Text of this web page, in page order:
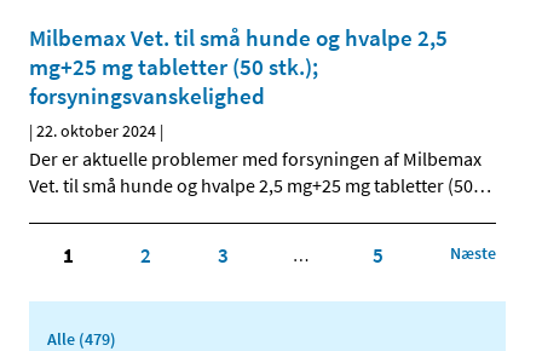
Milbemax Vet. til små hunde og hvalpe 2,5
mg+25 mg tabletter (50 stk.);
forsyningsvanskelighed
|22. oktober 2024 |
Der er aktuelle problemer med forsyningen af Milbemax
Vet. til små hunde og hvalpe 2,5 mg+25 mg tabletter (50…
1 2 3 … 5 Næste
Alle (479)